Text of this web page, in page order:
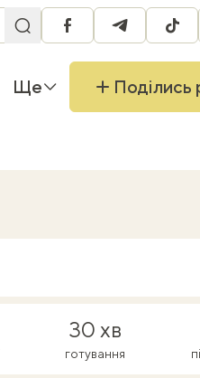
facebooktelegram
Ще
30 хв
готування